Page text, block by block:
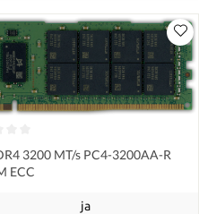
3200 MT/s PC4-3200AA-R
ECC
ja